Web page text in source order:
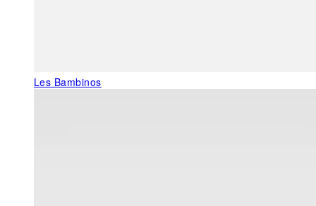
Les Bambinos